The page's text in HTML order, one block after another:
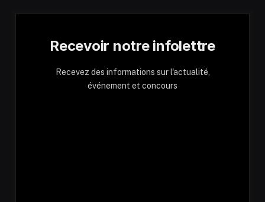
Recevoir notre infolettre
Recevez des informations sur l'actualité,
événement et concours